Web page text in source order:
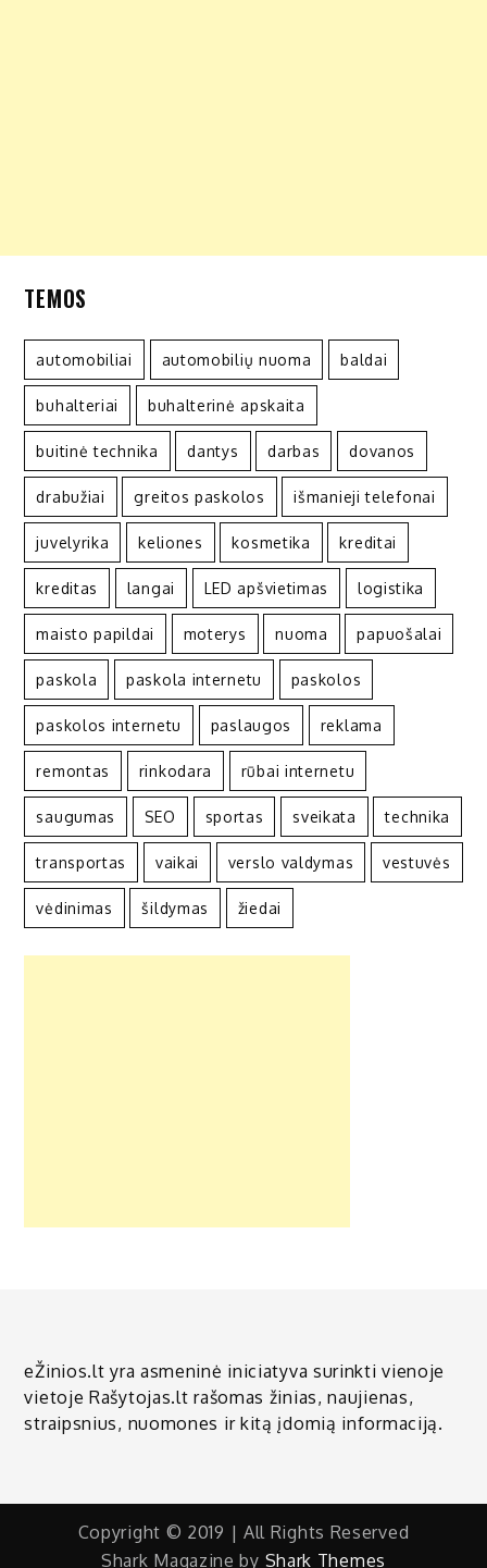
TEMOS
automobiliai automobilių nuoma baldai
buhalteriai buhalterinė apskaita
buitinė technika dantys darbas dovanos
drabužiai greitos paskolos išmanieji telefonai
juvelyrika keliones kosmetika kreditai
kreditas langai LED apšvietimas logistika
maisto papildai moterys nuoma papuošalai
paskola paskola internetu paskolos
paskolos internetu paslaugos reklama
remontas rinkodara rūbai internetu
saugumas SEO sportas sveikata technika
transportas vaikai verslo valdymas vestuvės
vėdinimas šildymas žiedai
eŽinios.lt yra asmeninė iniciatyva surinkti vienoje
vietoje Rašytojas.lt rašomas žinias, naujienas,
straipsnius, nuomones ir kitą įdomią informaciją.
Copyright © 2019 | All Rights Reserved
Shark Magazine by Shark Themes